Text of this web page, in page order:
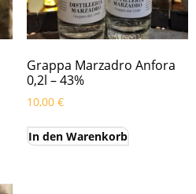
Grappa Marzadro Anfora
0,2l – 43%
10,00 €
In den Warenkorb